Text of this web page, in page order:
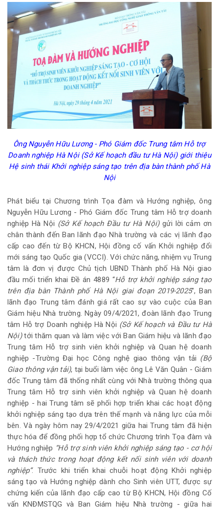
Ông Nguyễn Hữu Lương - Phó Giám đốc Trung tâm Hỗ trợ
Doanh nghiệp Hà Nội (Sở Kế hoạch đầu tư Hà Nội) giới thiệu
Hệ sinh thái Khởi nghiệp sáng tạo trên địa bàn thành phố Hà
Nội
Phát biểu tại Chương trình Tọa đàm và Hướng nghiệp, ông
Nguyễn Hữu Lương - Phó Giám đốc Trung tâm Hỗ trợ doanh
nghiệp Hà Nội (Sở Kế hoạch Đầu tư Hà Nội)gửi lời cảm ơn
chân thành đến Ban lãnh đạo Nhà trường và các vị lãnh đạo
cấp cao đến từ Bộ KHCN, Hội đồng cố vấn Khởi nghiệp đổi
mới sáng tạo Quốc gia (VCCI). Với chức năng, nhiệm vụ Trung
tâm là đơn vị được Chủ tịch UBND Thành phố Hà Nội giao
đầu mối triển khai Đề án 4889 “Hỗ trợ khởi nghiệp sáng tạo
trên địa bàn Thành phố Hà Nội giai đoạn 2019-2025”, Ban
lãnh đạo Trung tâm đánh giá rất cao sự vào cuộc của Ban
Giám hiệu Nhà trường. Ngày 09/4/2021, đoàn lãnh đạo Trung
tâm Hỗ trợ Doanh nghiệp Hà Nội (Sở Kế hoạch và Đầu tư Hà
Nội)tới thăm quan và làm việc với Ban Giám hiệu và lãnh đạo
Trung tâm Hỗ trợ sinh viên khởi nghiệp và Quan hệ doanh
nghiệp -Trường Đại học Công nghệ giao thông vận tải (Bộ
Giao thông vận tải), tại buổi làm việc ông Lê Văn Quân - Giám
đốc Trung tâm đã thống nhất cùng với Nhà trường thông qua
Trung tâm Hỗ trợ sinh viên khởi nghiệp và Quan hệ doanh
nghiệp - hai Trung tâm sẽ phối hợp triển khai các hoạt động
khởi nghiệp sáng tạo dựa trên thế mạnh và năng lực của mỗi
bên. Và ngày hôm nay 29/4/2021 giữa hai Trung tâm đã hiện
thực hóa để đồng phối hợp tổ chức Chương trình Tọa đàm và
Hướng nghiệp “Hỗ trợ sinh viên khởi nghiệp sáng tạo - cơ hội
và thách thức trong hoạt động kết nối sinh viên với doanh
nghiệp”. Trước khi triển khai chuỗi hoạt động Khởi nghiệp
sáng tạo và Hướng nghiệp dành cho Sinh viên UTT, được sự
chứng kiến của lãnh đạo cấp cao từ Bộ KHCN, Hội đồng Cố
vấn KNĐMSTQG và Ban Giám hiệu Nhà trường - giữa hai